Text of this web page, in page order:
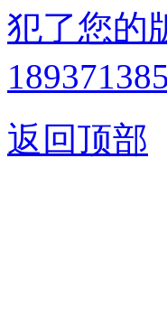
犯了您的
返回顶部